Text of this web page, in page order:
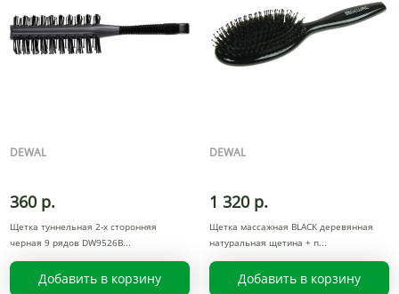
DEWAL
360 р.
Щетка туннельная 2-х сторонняя
черная 9 рядов DW9526B
Добавить в корзину
DEWAL
1 320 р.
Щетка массажная BLACK деревянная
натуральная щетина + п
Добавить в корзину